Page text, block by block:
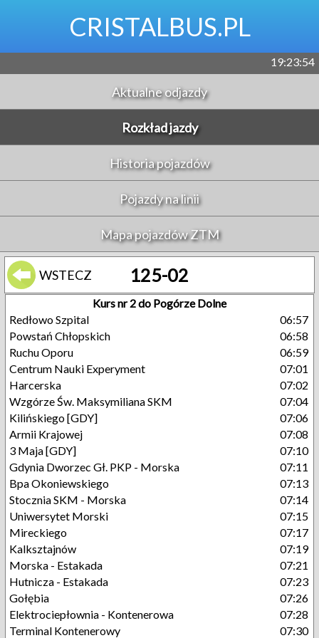
CRISTALBUS.PL
19:23:54
Aktualne odjazdy
Rozkład jazdy
Historia pojazdów
Pojazdy na linii
Mapa pojazdów ZTM
WSTECZ 125-02
Kurs nr 2 do Pogórze Dolne
Redłowo Szpital
06:57
Powstań Chłopskich
06:58
Ruchu Oporu
06:59
Centrum Nauki Experyment
07:01
Harcerska
07:02
Wzgórze Św. Maksymiliana SKM
07:04
Kilińskiego [GDY]
07:06
Armii Krajowej
07:08
3 Maja [GDY]
07:10
Gdynia Dworzec Gł. PKP - Morska
07:11
Bpa Okoniewskiego
07:13
Stocznia SKM - Morska
07:14
Uniwersytet Morski
07:15
Mireckiego
07:17
Kalksztajnów
07:19
Morska - Estakada
07:21
Hutnicza - Estakada
07:23
Gołębia
07:26
Elektrociepłownia - Kontenerowa
07:28
Terminal Kontenerowy
07:30